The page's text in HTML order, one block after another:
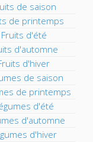
de saison
de printemps
Fruits d'été
d'automne
d'hiver
de saison
de printemps
d'été
d'automne
d'hiver